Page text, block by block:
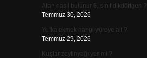
Alan nasıl bulunur 6. sınıf dikdörtgen ?
Temmuz 30, 2026
Yufka ekmek hangi yöreye ait ?
Temmuz 29, 2026
Kuşlar zeytinyağı yer mi ?